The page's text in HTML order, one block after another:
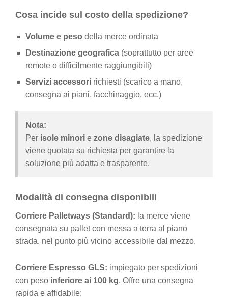
Cosa incide sul costo della spedizione?
Volume e peso della merce ordinata
Destinazione geografica (soprattutto per aree
remote o difficilmente raggiungibili)
Servizi accessori richiesti (scarico a mano,
consegna ai piani, facchinaggio, ecc.)
Nota:
Per isole minori e zone disagiate, la spedizione
viene quotata su richiesta per garantire la
soluzione più adatta e trasparente.
Modalità di consegna disponibili
Corriere Palletways (Standard): la merce viene
consegnata su pallet con messa a terra al piano
strada, nel punto più vicino accessibile dal mezzo.
Corriere Espresso GLS: impiegato per spedizioni
con peso inferiore ai 100 kg. Offre una consegna
rapida e affidabile: